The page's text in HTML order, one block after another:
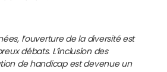
l’ouverture de la diversité est
débats. L’inclusion des
de handicap est devenue un